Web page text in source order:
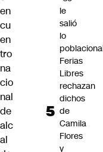
en
cu
en
tro
na
cio
nal
de
alc
al
le
salió
lo
Ferias
Libres
rechazan
dichos
de
Camila
Flores
y